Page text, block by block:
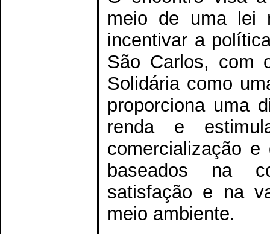
meio de uma lei
incentivar a
São Carlos, com
Solidária como
proporciona uma
renda e
comercialização
baseados na
satisfação e na
meio ambiente.